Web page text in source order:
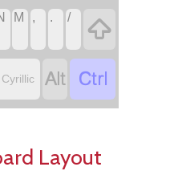
M , . /

 
Layout